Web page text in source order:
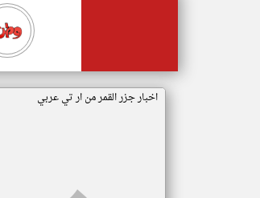
اخبار جزر القمر من ار تي عربي